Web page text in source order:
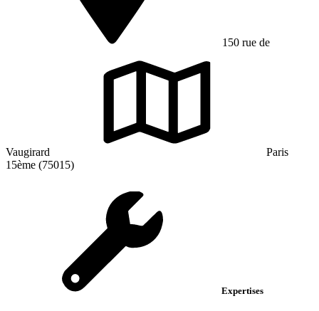
150 rue de
Vaugirard
Paris
15ème (75015)
Expertises